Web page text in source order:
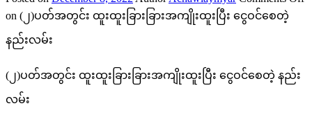
on (၂)ပတ်အတွင်း ထူးထူးခြားခြားအကျိုးထူးပြီး ငွေဝင်စေတဲ့
နည်းလမ်း
(၂)ပတ်အတွင်း ထူးထူးခြားခြားအကျိုးထူးပြီး ငွေဝင်စေတဲ့ နည်း
လမ်း